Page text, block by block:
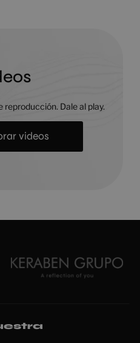
reproducción. Dale al play.
videos